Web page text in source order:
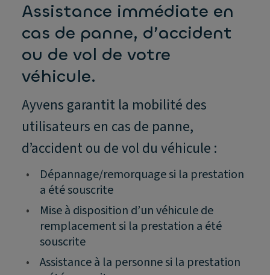
Assistance immédiate en
cas de panne, d’accident
ou de vol de votre
véhicule.
Ayvens garantit la mobilité des
utilisateurs en cas de panne,
d’accident ou de vol du véhicule :
•
Dépannage/remorquage si la prestation
a été souscrite
•
Mise à disposition d’un véhicule de
remplacement si la prestation a été
souscrite
•
Assistance à la personne si la prestation